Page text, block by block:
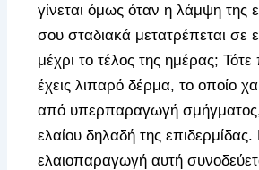
γίνεται όμως όταν η λάμψη της
σου σταδιακά μετατρέπεται σε
μέχρι το τέλος της ημέρας; Τότε
έχεις λιπαρό δέρμα, το οποίο
από υπερπαραγωγή
ελαίου δηλαδή της
ελαιοπαραγωγή αυτή